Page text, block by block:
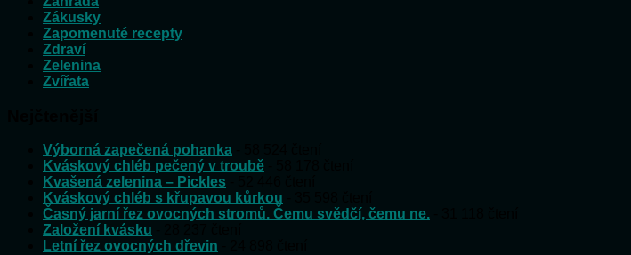
Zákusky
Zapomenuté recepty
Zdraví
Zelenina
Zvířata
Výborná zapečená pohanka
Kváskový chléb pečený v troubě
Kvašená zelenina – Pickles
Kváskový chléb s křupavou kůrkou
Časný jarní řez ovocných stromů. Čemu svědčí, čemu ne.
Založení kvásku
Letní řez ovocných dřevin